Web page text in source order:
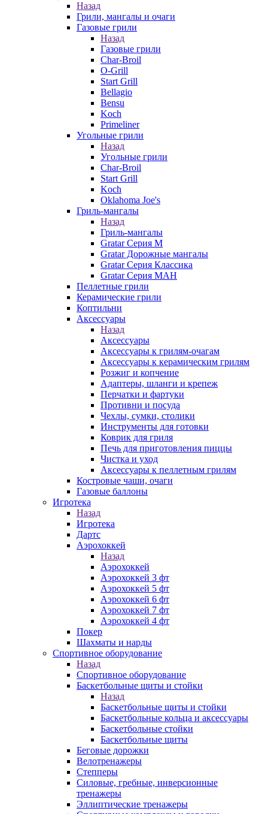
Назад
Грили, мангалы и очаги
Газовые грили
Назад
Газовые грили
Char-Broil
O-Grill
Start Grill
Bellagio
Bensu
Koch
Primeliner
Угольные грили
Назад
Угольные грили
Char-Broil
Start Grill
Koch
Oklahoma Joe's
Гриль-мангалы
Назад
Гриль-мангалы
Gratar Серия M
Gratar Дорожные мангалы
Gratar Серия Классика
Gratar Серия МАН
Пеллетные грили
Керамические грили
Коптильни
Аксессуары
Назад
Аксессуары
Аксессуары к грилям-очагам
Аксессуары к керамическим грилям
Розжиг и копчение
Адаптеры, шланги и крепеж
Перчатки и фартуки
Противни и посуда
Чехлы, сумки, столики
Инструменты для готовки
Коврик для гриля
Печь для приготовления пиццы
Чистка и уход
Аксессуары к пеллетным грилям
Костровые чаши, очаги
Газовые баллоны
Игротека
Назад
Игротека
Дартс
Аэрохоккей
Назад
Аэрохоккей
Аэрохоккей 3 фт
Аэрохоккей 5 фт
Аэрохоккей 6 фт
Аэрохоккей 7 фт
Аэрохоккей 4 фт
Покер
Шахматы и нарды
Спортивное оборудование
Назад
Спортивное оборудование
Баскетбольные щиты и стойки
Назад
Баскетбольные щиты и стойки
Баскетбольные кольца и аксессуары
Баскетбольные стойки
Баскетбольные щиты
Беговые дорожки
Велотренажеры
Степперы
Силовые, гребные, инверсионные
тренажеры
Эллиптические тренажеры